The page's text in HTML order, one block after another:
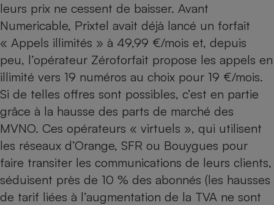
leurs prix ne cessent de baisser. Avant
Numericable, Prixtel avait déjà lancé un forfait
« Appels illimités » à 49,99 €/mois et, depuis
peu, l’opérateur Zéroforfait propose les appels en
illimité vers 19 numéros au choix pour 19 €/mois.
Si de telles offres sont possibles, c’est en partie
grâce à la hausse des parts de marché des
MVNO. Ces opérateurs « virtuels », qui utilisent
les réseaux d’Orange, SFR ou Bouygues pour
faire transiter les communications de leurs clients,
séduisent près de 10 % des abonnés (les hausses
de tarif liées à l’augmentation de la TVA ne sont
Robot ménager